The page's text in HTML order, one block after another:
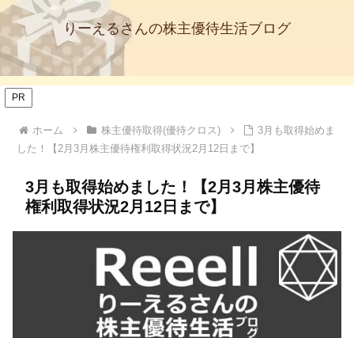
りーえるさんの株主優待生活ブログ
PR
ホーム 株主優待取得(優待クロス)
3月も取得始めま
した！【2月3月株主優待権利取得状況2月12日まで】
3月も取得始めました！【2月3月株主優待
権利取得状況2月12日まで】